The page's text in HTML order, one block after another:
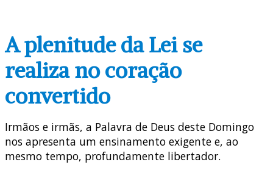
A plenitude da Lei se
realiza no coração
convertido
Irmãos e irmãs, a Palavra de Deus deste Domingo
nos apresenta um ensinamento exigente e, ao
mesmo tempo, profundamente libertador.